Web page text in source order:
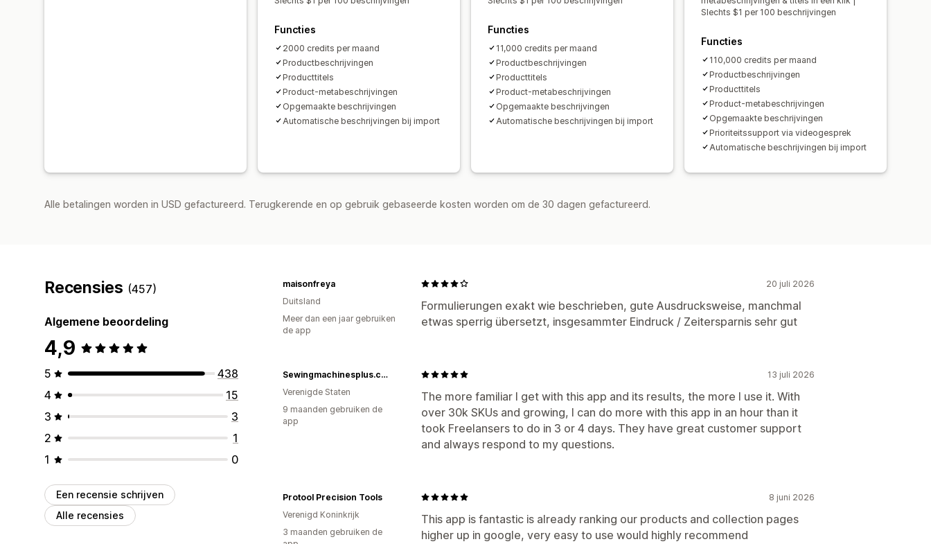
Functies
2000 credits per maand
Productbeschrijvingen
Producttitels
Product-metabeschrijvingen
Opgemaakte beschrijvingen
Automatische beschrijvingen bij import
Functies
11,000 credits per maand
Productbeschrijvingen
Producttitels
Product-metabeschrijvingen
Opgemaakte beschrijvingen
Automatische beschrijvingen bij import
Slechts $1 per 100 beschrijvingen
Functies
110,000 credits per maand
Productbeschrijvingen
Producttitels
Product-metabeschrijvingen
Opgemaakte beschrijvingen
Prioriteitssupport via videogesprek
Automatische beschrijvingen bij import
Alle betalingen worden in USD gefactureerd. Terugkerende en op gebruik gebaseerde kosten worden om de 30 dagen gefactureerd.
Recensies (457)
Algemene beoordeling
4,9
5
438
4
15
3
3
2
1
1
0
Een recensie schrijven
Alle recensies
20 juli 2026
Formulierungen exakt wie beschrieben, gute Ausdrucksweise, manchmal
etwas sperrig übersetzt, insgesammter Eindruck / Zeitersparnis sehr gut
maisonfreya
Duitsland
Meer dan een jaar gebruiken
de app
13 juli 2026
The more familiar I get with this app and its results, the more I use it. With
over 30k SKUs and growing, I can do more with this app in an hour than it
took Freelansers to do in 3 or 4 days. They have great customer support
and always respond to my questions.
Sewingmachinesplus.com
Verenigde Staten
9 maanden gebruiken de
app
8 juni 2026
This app is fantastic is already ranking our products and collection pages
higher up in google, very easy to use would highly recommend
Protool Precision Tools
Verenigd Koninkrijk
3 maanden gebruiken de